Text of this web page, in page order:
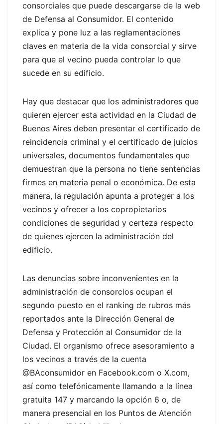
consorciales que puede descargarse de la web
de Defensa al Consumidor. El contenido
explica y pone luz a las reglamentaciones
claves en materia de la vida consorcial y sirve
para que el vecino pueda controlar lo que
sucede en su edificio.
Hay que destacar que los administradores que
quieren ejercer esta actividad en la Ciudad de
Buenos Aires deben presentar el certificado de
reincidencia criminal y el certificado de juicios
universales, documentos fundamentales que
demuestran que la persona no tiene sentencias
firmes en materia penal o económica. De esta
manera, la regulación apunta a proteger a los
vecinos y ofrecer a los copropietarios
condiciones de seguridad y certeza respecto
de quienes ejercen la administración del
edificio.
Las denuncias sobre inconvenientes en la
administración de consorcios ocupan el
segundo puesto en el ranking de rubros más
reportados ante la Dirección General de
Defensa y Protección al Consumidor de la
Ciudad. El organismo ofrece asesoramiento a
los vecinos a través de la cuenta
@BAconsumidor en Facebook.com o X.com,
así como telefónicamente llamando a la línea
gratuita 147 y marcando la opción 6 o, de
manera presencial en los Puntos de Atención